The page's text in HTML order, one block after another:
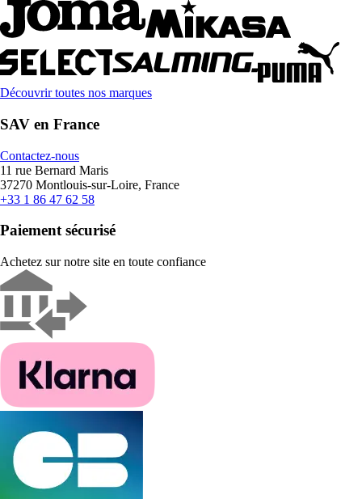
Découvrir toutes nos marques
SAV en France
Contactez-nous
11 rue Bernard Maris
37270 Montlouis-sur-Loire, France
+33 1 86 47 62 58
Paiement sécurisé
Achetez sur notre site en toute confiance